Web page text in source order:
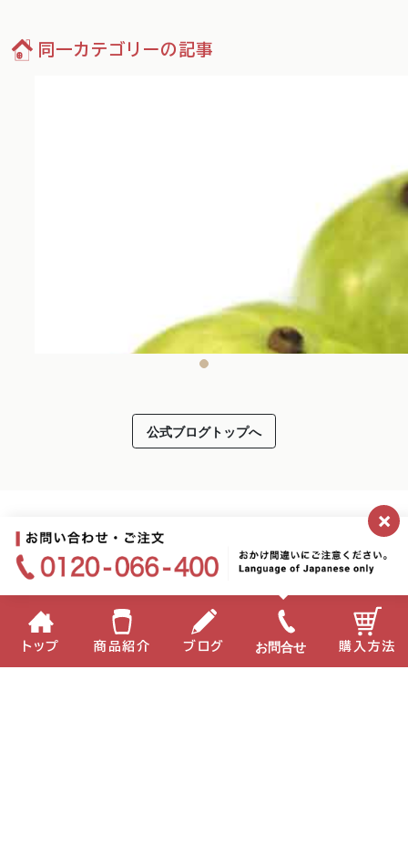
同一カテゴリーの記事
公式ブログトップへ
×
トップ 商品紹介 ブログ お問合せ 購入方法